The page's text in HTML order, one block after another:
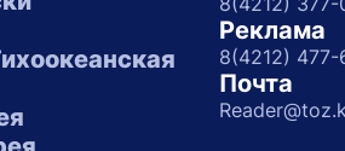
Реклама
8(4212) 477-
Почта